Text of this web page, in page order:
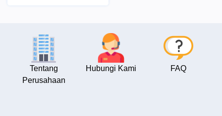
Tentang
Perusahaan
Hubungi Kami FAQ